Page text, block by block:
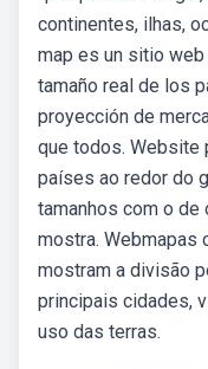
continentes, ilhas,
map es un sitio
tamaño real de los
proyección de
que todos. Website
países ao redor do
tamanhos com o de
mostra. Webmapas
mostram a divisão
principais cidades,
uso das terras.